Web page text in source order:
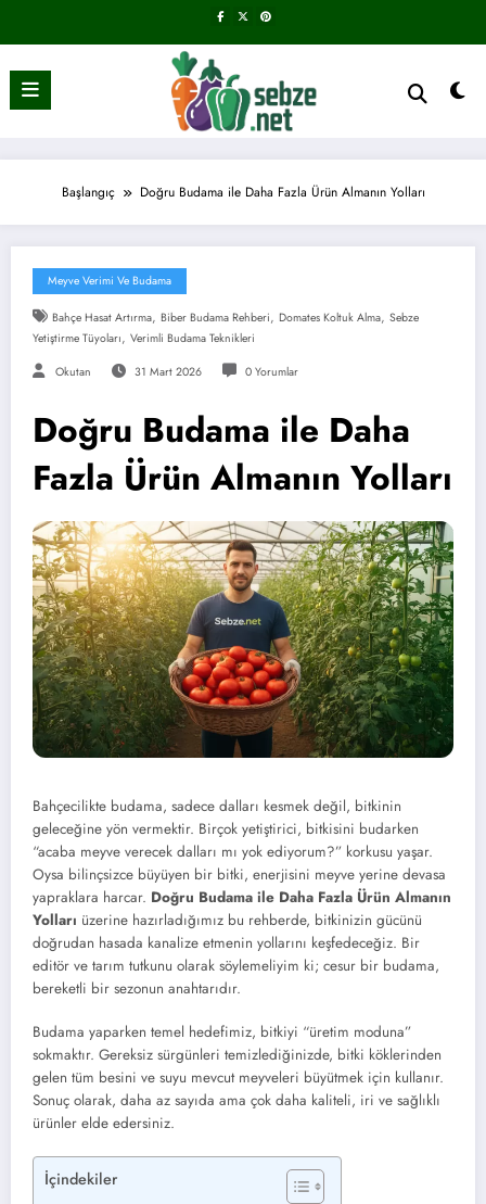
Başlangıç Doğru Budama ile Daha Fazla Ürün Almanın Yolları
Meyve Verimi Ve Budama
Bahçe Hasat Artırma, Biber Budama Rehberi, Domates Koltuk Alma, Sebze
Yetiştirme Tüyoları, Verimli Budama Teknikleri
Okutan 31 Mart 2026 0 Yorumlar
Doğru Budama ile Daha
Fazla Ürün Almanın Yolları
Bahçecilikte budama, sadece dalları kesmek değil, bitkinin
geleceğine yön vermektir. Birçok yetiştirici, bitkisini budarken
“acaba meyve verecek dalları mı yok ediyorum?” korkusu yaşar.
Oysa bilinçsizce büyüyen bir bitki, enerjisini meyve yerine devasa
yapraklara harcar. Doğru Budama ile Daha Fazla Ürün Almanın
Yolları üzerine hazırladığımız bu rehberde, bitkinizin gücünü
doğrudan hasada kanalize etmenin yollarını keşfedeceğiz. Bir
editör ve tarım tutkunu olarak söylemeliyim ki; cesur bir budama,
bereketli bir sezonun anahtarıdır.
Budama yaparken temel hedefimiz, bitkiyi “üretim moduna”
sokmaktır. Gereksiz sürgünleri temizlediğinizde, bitki köklerinden
gelen tüm besini ve suyu mevcut meyveleri büyütmek için kullanır.
Sonuç olarak, daha az sayıda ama çok daha kaliteli, iri ve sağlıklı
ürünler elde edersiniz.
İçindekiler